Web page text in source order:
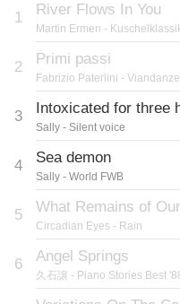
1 River Flows In You
Martin Ermen -
2 Primi passi
Fabrizio Paterlini - Viandanze
3 Intoxicated for three
Sally - Silent voice
4 Sea demon
Sally - World FWB
5 What Remains of
Circadian Eyes - Rain
6 Angel Springs
久石譲 - Piano Stories Best